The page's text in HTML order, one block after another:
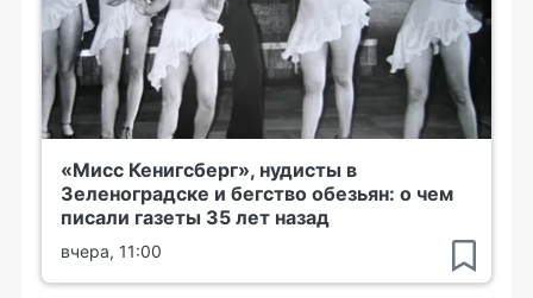
«Мисс Кенигсберг», нудисты в
Зеленоградске и бегство обезьян: о чем
писали газеты 35 лет назад
вчера, 11:00